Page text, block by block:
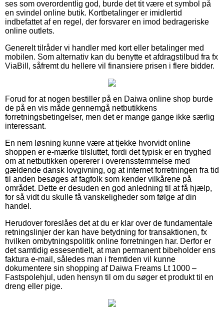
ses som overordentlig god, burde det tit være et symbol på
en svindel online butik. Kortbetalinger er imidlertid
indbefattet af en regel, der forsvarer en imod bedrageriske
online outlets.
Generelt tilråder vi handler med kort eller betalinger med
mobilen. Som alternativ kan du benytte et afdragstilbud fra fx
ViaBill, såfremt du hellere vil finansiere prisen i flere bidder.
Forud for at nogen bestiller på en Daiwa online shop burde
de på en vis måde gennemgå netbutikkens
forretningsbetingelser, men det er mange gange ikke særlig
interessant.
En nem løsning kunne være at tjekke hvorvidt online
shoppen er e-mærke tilsluttet, fordi det typisk er en tryghed
om at netbutikken opererer i overensstemmelse med
gældende dansk lovgivning, og at internet forretningen fra tid
til anden besøges af fagfolk som kender vilkårene på
området. Dette er desuden en god anledning til at få hjælp,
for så vidt du skulle få vanskeligheder som følge af din
handel.
Herudover foreslåes det at du er klar over de fundamentale
retningslinjer der kan have betydning for transaktionen, fx
hvilken ombytningspolitik online forretningen har. Derfor er
det samtidig essesentielt, at man permanent bibeholder ens
faktura e-mail, således man i fremtiden vil kunne
dokumentere sin shopping af Daiwa Freams Lt 1000 –
Fastspolehjul, uden hensyn til om du søger et produkt til en
dreng eller pige.